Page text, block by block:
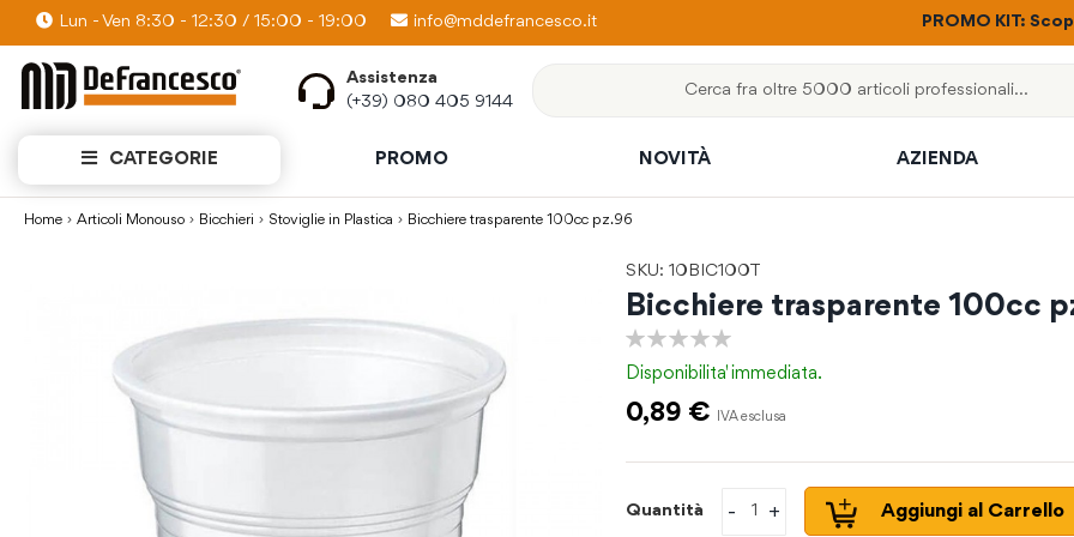
Lun - Ven 8:30 - 12:30 / 15:00 - 19:00 info@mddefrancesco.it
PROMO KIT: Scopri quanti prodotti puoi avere con un solo ordine PROMO KIT:
Assistenza
(+39) 080 405 9144
CATEGORIE PROMO NOVITÀ AZIENDA
Home Articoli Monouso Bicchieri Stoviglie in Plastica Bicchiere trasparente 100cc pz.96
SKU: 10BIC100T
Bicchiere trasparente 100cc
Disponibilita'immediata.
0,89 €
Quantità +
- Aggiungi al Carrello